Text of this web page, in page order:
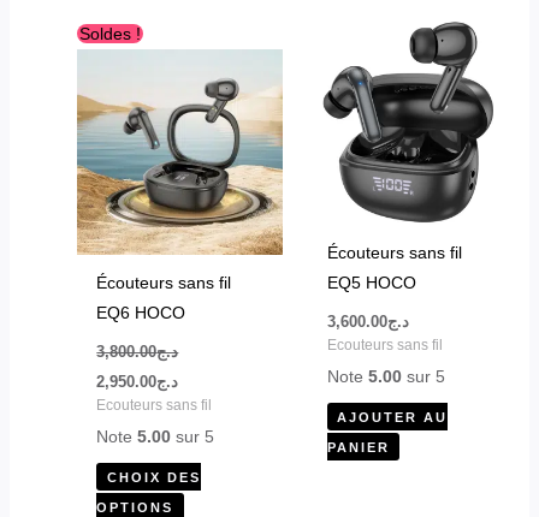
Soldes !
Écouteurs sans fil
EQ6 HOCO
د.ج3,800.00
Le
prix
د.ج3,800.00.
د.ج2,950.00
prix
est :
Ecouteurs sans fil
Note5.00 sur 5
CHOIX DES
OPTIONS
plusieurs
variations.
Les
options
peuvent
choisies
Écouteurs sans fil
EQ5 HOCO
د.ج3,600.00
Ecouteurs sans fil
Note 5.00sur 5
AJOUTER AU
PANIER